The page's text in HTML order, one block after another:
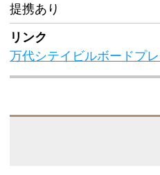
提携あり
リンク
万代シテイビルボードプ